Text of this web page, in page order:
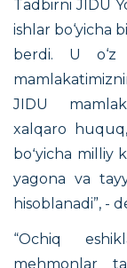
Tadbirni JIDU
ishlar bo‘yicha
berdi. U o‘z
JIDU
xalqaro
boʻyicha milliy
yagona va
hisoblanadi”, -
“Ochiq
mehmonlar